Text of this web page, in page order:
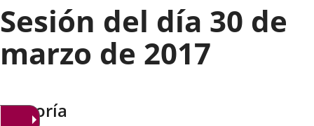
externa.
una
Sesión del día 30 de
marzo de 2017